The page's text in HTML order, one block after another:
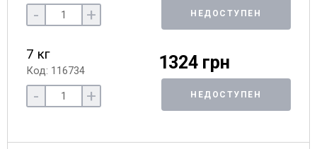
- + НЕДОСТУПЕН
7 кг
Код: 116734 1324 грн
- + НЕДОСТУПЕН